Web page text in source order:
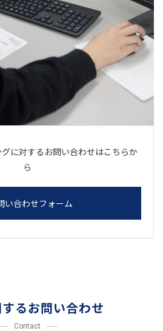
に対するお問い合わせはこちらか
ら
い合わせフォーム
るお問い合わせ
Contact